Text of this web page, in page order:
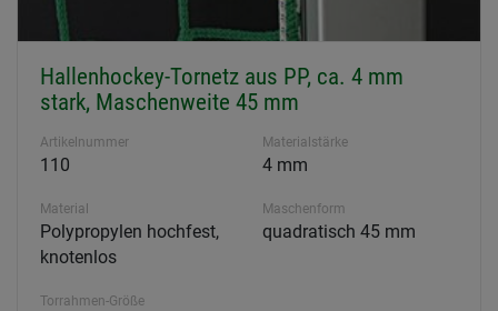
Hallenhockey-Tornetz aus PP, ca. 4 mm
stark, Maschenweite 45 mm
Artikelnummer
110
Materialstärke
4 mm
Material
Polypropylen hochfest,
knotenlos
Maschenform
quadratisch 45 mm
Torrahmen-Größe